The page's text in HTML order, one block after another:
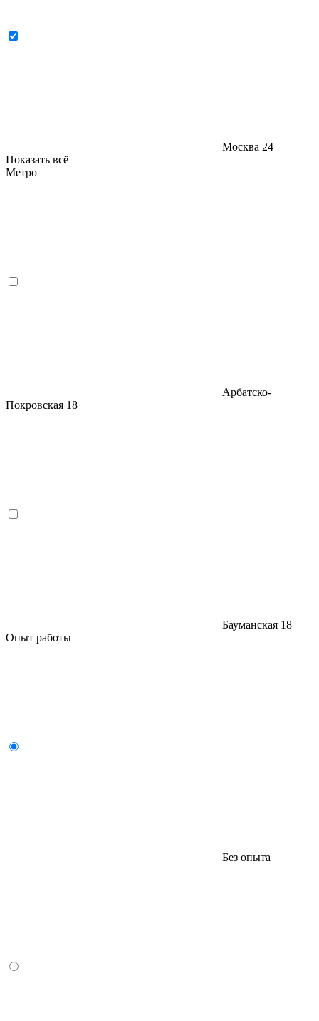
Москва 24
Показать всё
Метро
Арбатско-
Покровская 18
Бауманская 18
Опыт работы
Без опыта